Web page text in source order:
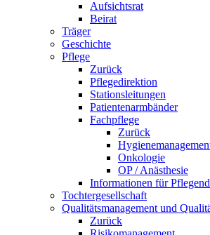
Aufsichtsrat
Beirat
Träger
Geschichte
Pflege
Zurück
Pflegedirektion
Stationsleitungen
Patientenarmbänder
Fachpflege
Zurück
Onkologie
OP / Anästhesie
Informationen für
Tochtergesellschaft
Qualitätsmanagement und
Zurück